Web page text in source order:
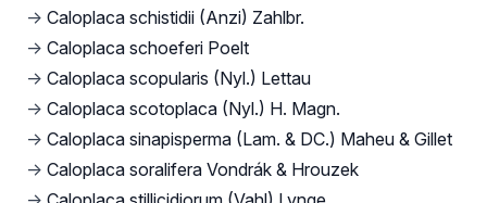
→ Caloplaca schistidii (Anzi) Zahlbr.
→ Caloplaca schoeferi Poelt
→ Caloplaca scopularis (Nyl.) Lettau
→ Caloplaca scotoplaca (Nyl.) H. Magn.
→ Caloplaca sinapisperma (Lam. & DC.) Maheu & Gillet
→ Caloplaca soralifera Vondrák & Hrouzek